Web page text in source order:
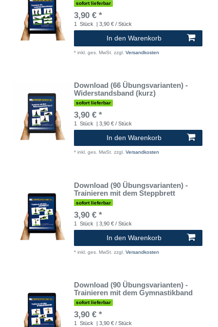
sofort lieferbar
3,90 € *
1 Stück | 3,90 € / Stück
In den Warenkorb
* inkl. ges. MwSt. zzgl. Versandkosten
Download (66 Übungsvarianten) -
Widerstandsband (kurz)
sofort lieferbar
3,90 € *
1 Stück | 3,90 € / Stück
In den Warenkorb
* inkl. ges. MwSt. zzgl. Versandkosten
Download (90 Übungsvarianten) -
Trainieren mit dem Steppbrett
sofort lieferbar
3,90 € *
1 Stück | 3,90 € / Stück
In den Warenkorb
* inkl. ges. MwSt. zzgl. Versandkosten
Download (90 Übungsvarianten) -
Trainieren mit dem Gymnastikband
sofort lieferbar
3,90 € *
1 Stück | 3,90 € / Stück